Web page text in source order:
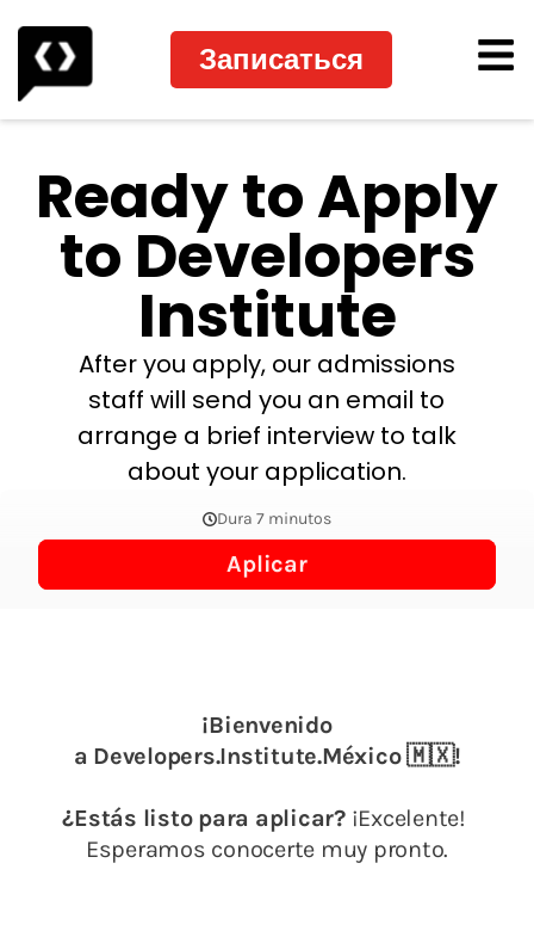
Записаться
Ready to Apply
to Developers
Institute
After you apply, our admissions
staff will send you an email to
arrange a brief interview to talk
about your application.